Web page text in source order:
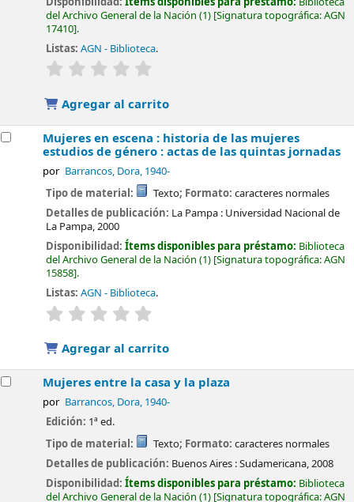
del Archivo General de la Nación (1) Signatura topográfica:AGN
17410 .
Listas: AGN - Biblioteca.
valoración
Agregar al carrito
Mujeres en escena : historia de las mujeres
estudios de género : actas de las quintas jornadas
por Barrancos, Dora, 1940-
Tipo de material: Texto; Formato: caracteres normales
Detalles de publicación: La Pampa : Universidad Nacional de
La Pampa,2000
Disponibilidad:Ítems disponibles para préstamo: Biblioteca
del Archivo General de la Nación (1) Signatura topográfica:AGN
15858 .
Listas: AGN - Biblioteca.
valoración
Agregar al carrito
Mujeres entre la casa y la plaza
por Barrancos, Dora, 1940-
Edición: 1ª ed.
Tipo de material:
Texto; Formato: caracteres normales
Detalles de publicación: Buenos Aires :Sudamericana,2008
Disponibilidad:Ítems disponibles para préstamo: Biblioteca
del Archivo General de la Nación (1) Signatura topográfica:AGN